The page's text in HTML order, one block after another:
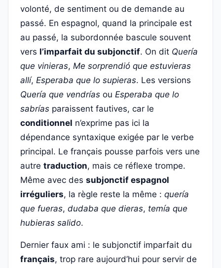
volonté, de sentiment ou de demande au
passé. En espagnol, quand la principale est
au passé, la subordonnée bascule souvent
vers l’imparfait du subjonctif. On dit Quería
que vinieras, Me sorprendió que estuvieras
allí, Esperaba que lo supieras. Les versions
Quería que vendrías ou Esperaba que lo
sabrías paraissent fautives, car le
conditionnel n’exprime pas ici la
dépendance syntaxique exigée par le verbe
principal. Le français pousse parfois vers une
autre traduction, mais ce réflexe trompe.
Même avec des subjonctif espagnol
irréguliers, la règle reste la même : quería
que fueras, dudaba que dieras, temía que
hubieras salido.
Dernier faux ami : le subjonctif imparfait du
français, trop rare aujourd’hui pour servir de